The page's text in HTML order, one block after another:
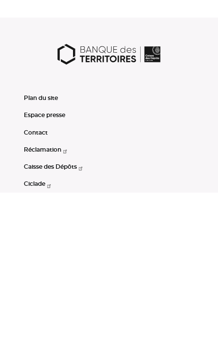
Plan du site
Espace presse
Contact
Réclamation
Caisse des Dépôts
Ciclade